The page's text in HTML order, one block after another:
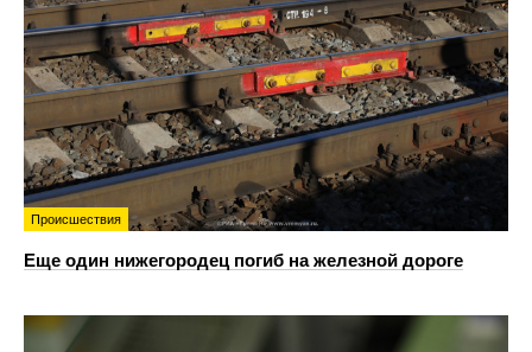
Происшествия
Еще один нижегородец погиб на железной дороге